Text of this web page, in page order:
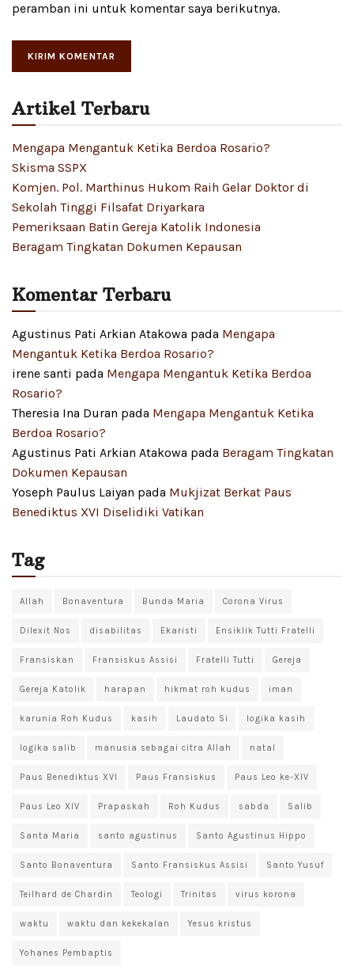
peramban ini untuk komentar saya berikutnya.
Artikel Terbaru
Mengapa Mengantuk Ketika Berdoa Rosario?
Skisma SSPX
Komjen. Pol. Marthinus Hukom Raih Gelar Doktor di
Sekolah Tinggi Filsafat Driyarkara
Pemeriksaan Batin Gereja Katolik Indonesia
Beragam Tingkatan Dokumen Kepausan
Komentar Terbaru
Agustinus Pati Arkian Atakowa pada Mengapa
Mengantuk Ketika Berdoa Rosario?
irene santi pada Mengapa Mengantuk Ketika Berdoa
Rosario?
Theresia Ina Duran pada Mengapa Mengantuk Ketika
Berdoa Rosario?
Agustinus Pati Arkian Atakowa pada Beragam Tingkatan
Dokumen Kepausan
Yoseph Paulus Laiyan pada Mukjizat Berkat Paus
Benediktus XVI Diselidiki Vatikan
Tag
Allah Bonaventura Bunda Maria Corona Virus
Dilexit Nos disabilitas Ekaristi Ensiklik Tutti Fratelli
Fransiskan Fransiskus Assisi Fratelli Tutti Gereja
Gereja Katolik harapan hikmat roh kudus iman
karunia Roh Kudus kasih Laudato Si logika kasih
logika salib manusia sebagai citra Allah natal
Paus Benediktus XVI Paus Fransiskus Paus Leo ke-XIV
Paus Leo XIV Prapaskah Roh Kudus sabda Salib
Santa Maria santo agustinus Santo Agustinus Hippo
Santo Bonaventura Santo Fransiskus Assisi Santo Yusuf
Teilhard de Chardin Teologi Trinitas virus korona
waktu waktu dan kekekalan Yesus kristus
Yohanes Pembaptis